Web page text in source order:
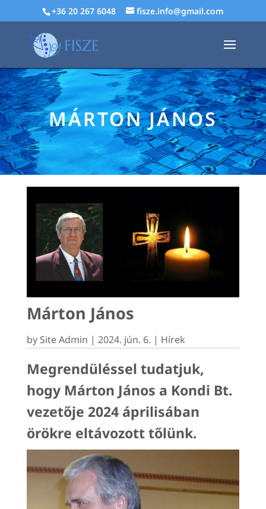
+36 20 267 6048 fisze.info@gmail.com
MÁRTON JÁNOS
Márton János
by Site Admin | 2024. jún. 6. | Hírek
Megrendüléssel tudatjuk,
hogy Márton János a Kondi Bt.
vezetője 2024 áprilisában
örökre eltávozott tőlünk.